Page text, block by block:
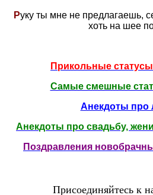
Руку ты мне не предлагаешь,
хоть на шее
Прикольные
Самые смешные
Анекдоты
Анекдоты про свадьбу,
Поздравления
Присоединяйтесь к